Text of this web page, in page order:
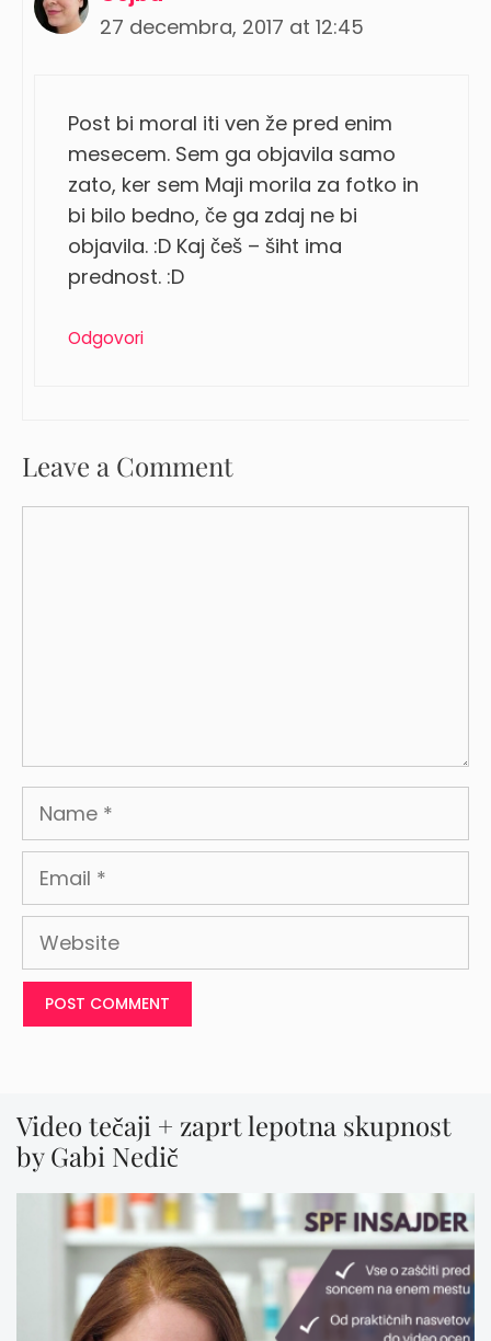
27 decembra, 2017 at 12:45
Post bi moral iti ven že pred enim
mesecem. Sem ga objavila samo
zato, ker sem Maji morila za fotko in
bi bilo bedno, če ga zdaj ne bi
objavila. :D Kaj češ – šiht ima
prednost. :D
Odgovori
Leave a Comment
Name
Email
Website
Video tečaji + zaprt lepotna skupnost
by Gabi Nedič